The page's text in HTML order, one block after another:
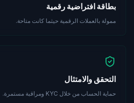
بطاقة افتراضية رقمية
ممولة بالعملات الرقمية حيثما كانت متاحة.
التحقق والامتثال
حماية الحساب من خلال KYC ومراقبة مستمرة.